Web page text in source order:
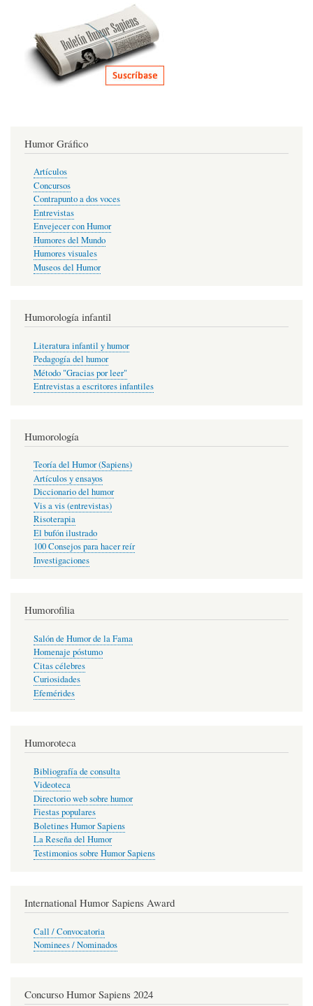
Humor Gráfico
Artículos
Concursos
Contrapunto a dos voces
Entrevistas
Envejecer con Humor
Humores del Mundo
Humores visuales
Museos del Humor
Humorología infantil
Literatura infantil y humor
Pedagogía del humor
Método "Gracias por leer"
Entrevistas a escritores infantiles
Humorología
Teoría del Humor (Sapiens)
Artículos y ensayos
Diccionario del humor
Vis a vis (entrevistas)
Risoterapia
El bufón ilustrado
100 Consejos para hacer reír
Investigaciones
Humorofilia
Salón de Humor de la Fama
Homenaje póstumo
Citas célebres
Curiosidades
Efemérides
Humoroteca
Bibliografía de consulta
Videoteca
Directorio web sobre humor
Fiestas populares
Boletines Humor Sapiens
La Reseña del Humor
Testimonios sobre Humor Sapiens
International Humor Sapiens Award
Call / Convocatoria
Nominees / Nominados
Concurso Humor Sapiens 2024